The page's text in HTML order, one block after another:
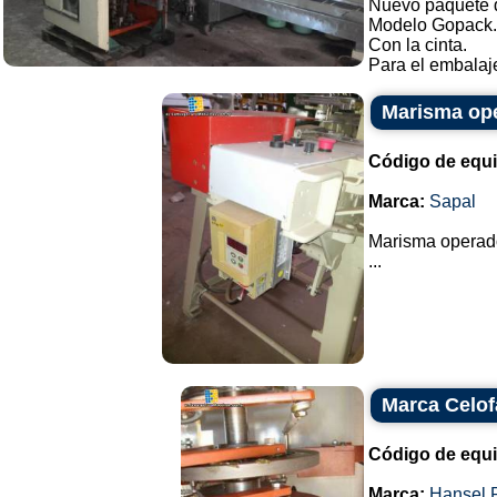
Nuevo paquete
Modelo Gopack.
Con la cinta.
Para el
Marisma
Código de
Marca: Sapal
Marisma
...
Marca
Código de